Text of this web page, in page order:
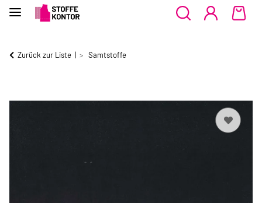
Zurück zur Liste Samtstoffe